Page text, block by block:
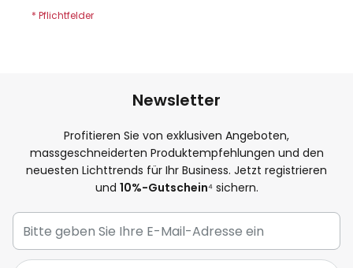
Newsletter
Profitieren Sie von exklusiven Angeboten,
massgeschneiderten Produktempfehlungen und den
neuesten Lichttrends für Ihr Business. Jetzt registrieren
und 10%-Gutschein⁴ sichern.